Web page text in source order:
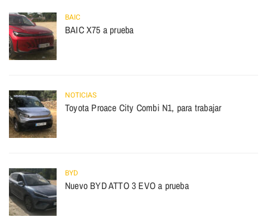
BAIC
BAIC X75 a prueba
NOTICIAS
Toyota Proace City Combi N1, para trabajar
BYD
Nuevo BYD ATTO 3 EVO a prueba